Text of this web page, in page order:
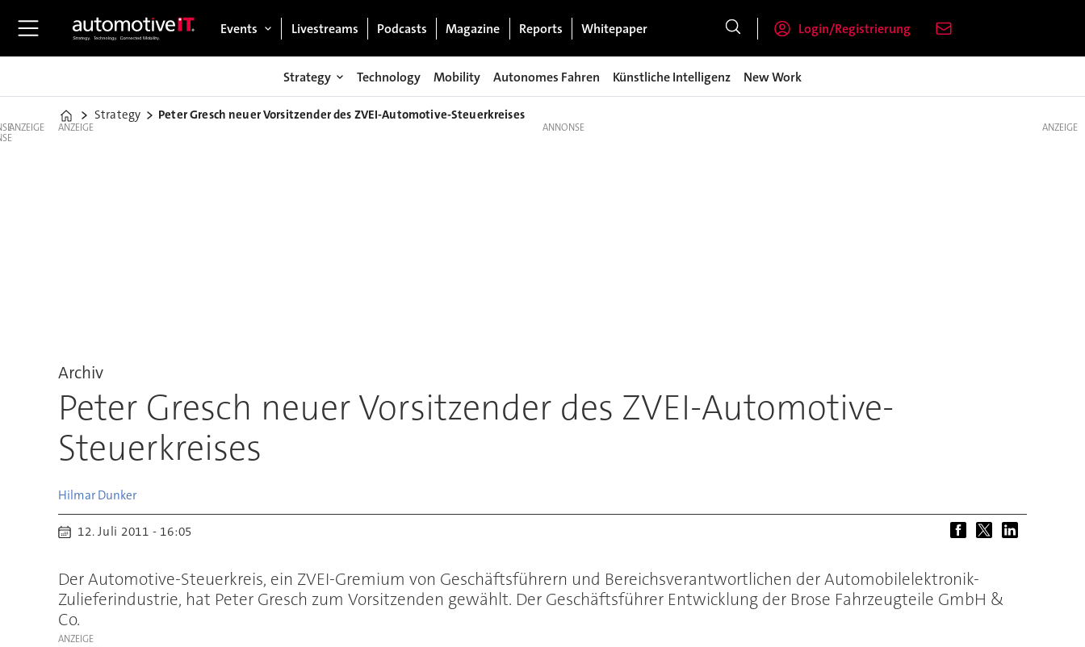
Events Livestreams Podcasts Magazine Reports Whitepaper Login/Registrierung
Strategy Technology Mobility Autonomes Fahren Künstliche Intelligenz New Work
Home
Strategy Peter Gresch neuer Vorsitzender des ZVEI-Automotive-Steuerkreises
ANZEIGE ANZEIGE
Archiv
Peter Gresch neuer Vorsitzender des ZVEI-Automotive-
Steuerkreises
Hilmar Dunker
12. Juli 2011 - 16:05
Der Automotive-Steuerkreis, ein ZVEI-Gremium von Geschäftsführern und Bereichsverantwortlichen der Automobilelektronik-
Zulieferindustrie, hat Peter Gresch zum Vorsitzenden gewählt. Der Geschäftsführer Entwicklung der Brose Fahrzeugteile GmbH &
Co.
ANZEIGE
ANZEIGE